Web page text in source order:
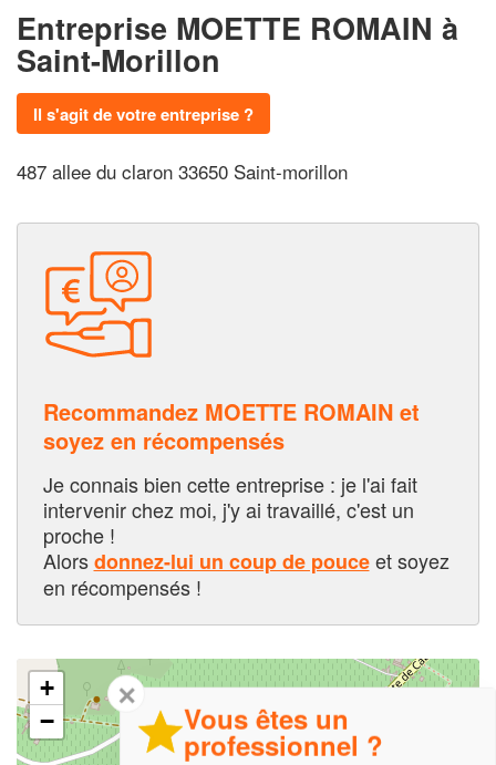
Entreprise MOETTE ROMAIN à
Saint-Morillon
Il s'agit de votre entreprise ?
487 allee du claron 33650 Saint-morillon
Recommandez MOETTE ROMAIN et
soyez en récompensés
Je connais bien cette entreprise : je l'ai fait
intervenir chez moi, j'y ai travaillé, c'est un
proche !
Alorsdonnez-lui un coup de pouceet soyez
en récompensés !
+
−
✕
Vous êtes un
professionnel ?